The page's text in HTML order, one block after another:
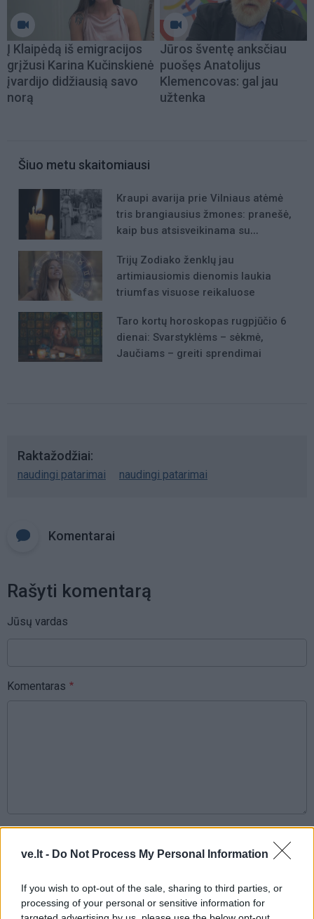
ve.lt - Do Not Process My Personal Information
If you wish to opt-out of the sale, sharing to third parties, or
processing of your personal or sensitive information for
Į Klaipėdą iš emigracijos
grįžusi Karina Kučinskienė
įvardijo didžiausią savo
norą
Jūros šventę anksčiau
puošęs Anatolijus
Klemencovas: gal jau
užtenka
Šiuo metu skaitomiausi
Kraupi avarija prie Vilniaus atėmė
tris brangiausius žmones: pranešė,
kaip bus atsisveikinama su
Trijų Zodiako ženklų jau
artimiausiomis dienomis laukia
triumfas visuose reikaluose
Taro kortų horoskopas rugpjūčio 6
dienai: Svarstyklėms – sėkmė,
Jaučiams – greiti sprendimai
Raktažodžiai
naudingi patarimai naudingi patarimai
Komentarai
Rašyti komentarą
Jūsų vardas
Komentaras
reCAPTCHA and the Google
Serviceapply.